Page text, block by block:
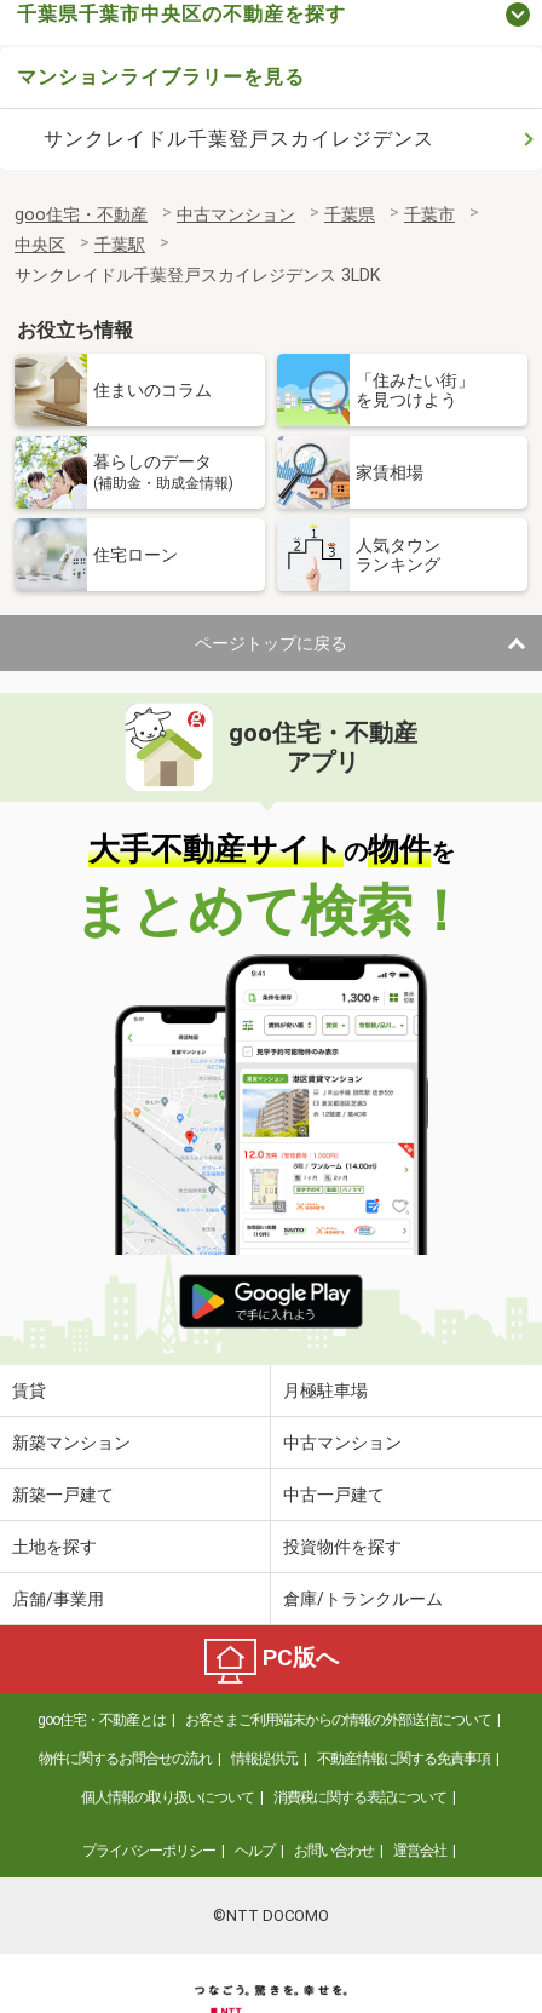
千葉県千葉市中央区の不動産を探す
マンションライブラリーを見る
サンクレイドル千葉登戸スカイレジデンス
goo住宅・不動産 中古マンション 千葉県
千葉市
中央区
千葉駅
サンクレイドル千葉登戸スカイレジデンス 3LDK
お役立ち情報
住まいのコラム
「住みたい街」
を見つけよう
暮らしのデータ
(補助金・助成金情報)
家賃相場
住宅ローン
人気タウン
ランキング
ページトップに戻る
goo住宅・不動産
アプリ
大手不動産サイトの物件を
まとめて検索！
賃貸 月極駐車場
新築マンション 中古マンション
新築一戸建て 中古一戸建て
土地を探す 投資物件を探す
店舗/事業用 倉庫/トランクルーム
PC版へ
goo住宅・不動産とは お客さまご利用端末からの情報の外部送信について
物件に関するお問合せの流れ 情報提供元 不動産情報に関する免責事項
個人情報の取り扱いについて 消費税に関する表記について
プライバシーポリシー ヘルプ お問い合わせ 運営会社
©NTT DOCOMO